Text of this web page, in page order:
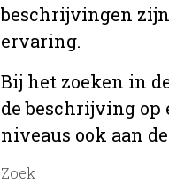
beschrijvingen
ervaring.
Bij het zoeken in
de beschrijving op
niveaus ook aan
Zoek